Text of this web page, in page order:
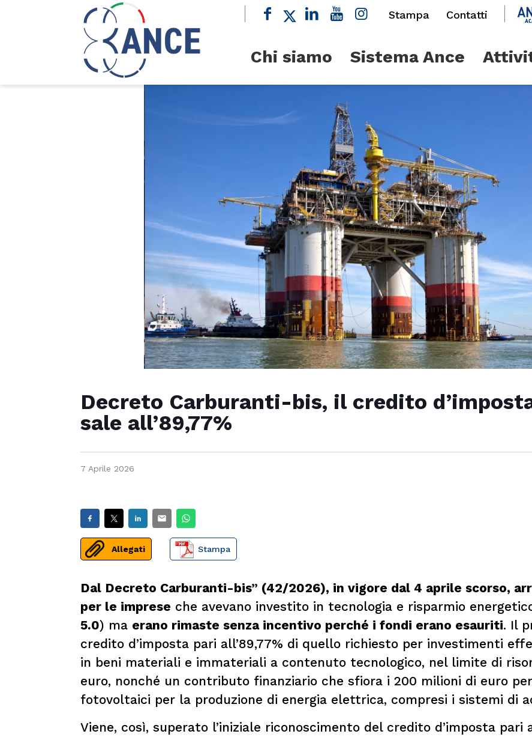
Stampa Contatti
Chi siamo Sistema Ance
Decreto Carburanti-bis, il credito
sale all’89,77%
7 Aprile 2026
Allegati Stampa
Dal Decreto Carburanti-bis” (42/2026), in vigore dal 4 aprile scorso,
per le imprese che avevano investito in tecnologia e risparmio
5.0) ma erano rimaste senza incentivo perché i fondi erano esauriti. Il
credito d’imposta pari all’89,77% di quello richiesto per investimenti
in beni materiali e immateriali a contenuto tecnologico, nel limite di
euro, nonché un contributo finanziario che sfiora i 200 milioni di euro
fotovoltaici per la produzione di energia elettrica, compresi i sistemi di
Viene, così, superato l’iniziale riconoscimento del credito d’imposta